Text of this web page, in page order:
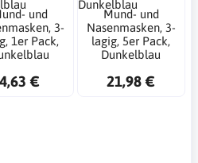
und
3-
1er Pack,
4,63 €
Mund- und
Nasenmasken, 3-
lagig, 5er Pack,
Dunkelblau
21,98 €